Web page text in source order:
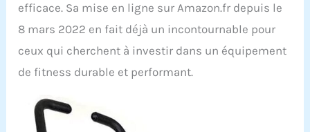
efficace. Sa mise en ligne sur Amazon.fr depuis le
8 mars 2022 en fait déjà un incontournable pour
ceux qui cherchent à investir dans un équipement
de fitness durable et performant.